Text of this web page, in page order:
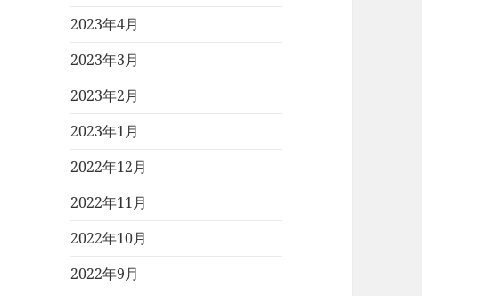
2023年4月
2023年3月
2023年2月
2023年1月
2022年12月
2022年11月
2022年10月
2022年9月